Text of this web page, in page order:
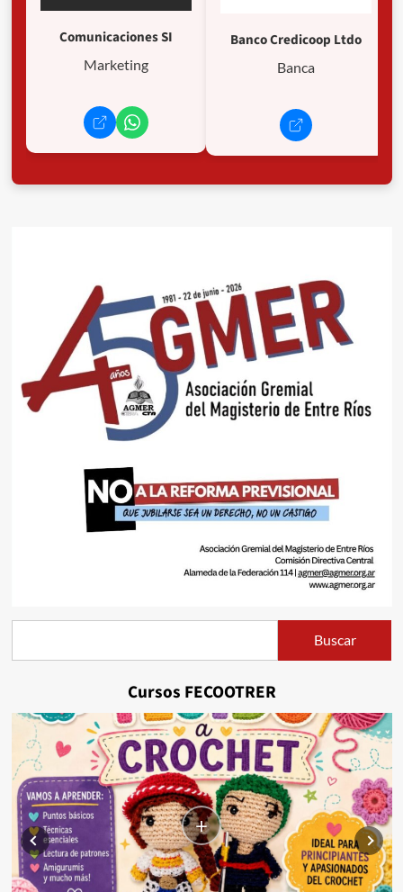
Comunicaciones SI
Marketing
Banco Credicoop Ltdo
Banca
Buscar
Cursos FECOOTRER
+